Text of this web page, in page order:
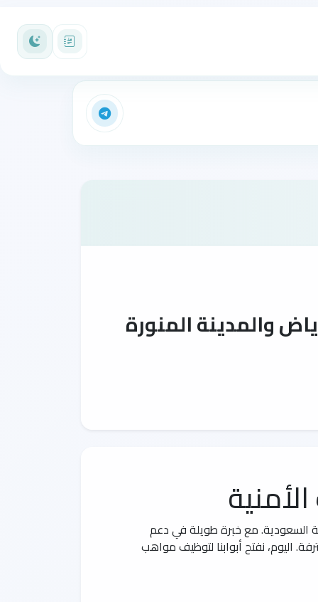
والمدينة المنورة
السعودية. مع خبرة طويلة في دعم
اليوم، نفتح أبوابنا لتوظيف مواهب